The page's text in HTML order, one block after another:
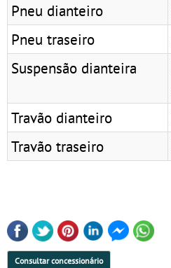
Pneu dianteiro
Pneu traseiro
Suspensão dianteira
Travão dianteiro
Travão traseiro
Consultar concessionário